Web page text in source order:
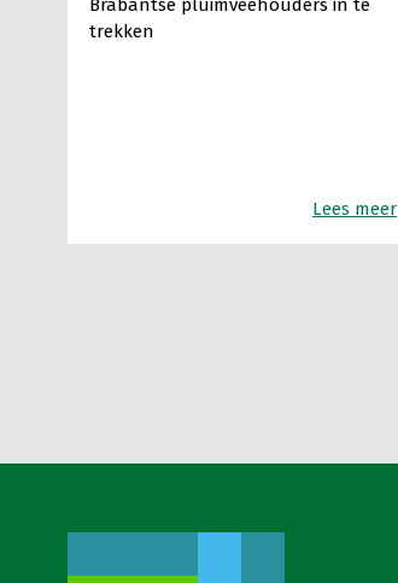
Brabantse pluimveehouders in te
trekken
Lees meer